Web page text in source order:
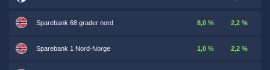
Sparebank 68 grader nord 8,0 % 2,2 %
Sparebank 1 Nord-Norge 1,0 % 2,2 %